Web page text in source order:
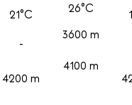
21°C
-
4200 m
26°C
3600 m
4100 m